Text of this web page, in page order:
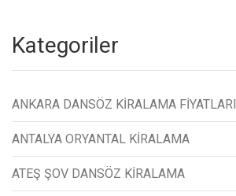
Kategoriler
ANKARA DANSÖZ KİRALAMA FİYATLARI
ANTALYA ORYANTAL KİRALAMA
ATEŞ ŞOV DANSÖZ KİRALAMA